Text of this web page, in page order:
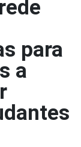
para
a